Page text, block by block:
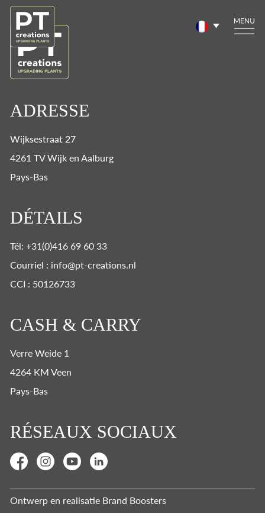
ADRESSE
Wijksestraat 27
4261 TV Wijk en Aalburg
Pays-Bas
DÉTAILS
Tél: +31(0)416 69 60 33
Courriel : info@pt-creations.nl
CCI : 50126733
CASH & CARRY
Verre Weide 1
4264 KM Veen
Pays-Bas
RÉSEAUX SOCIAUX
Ontwerp en realisatie Brand Boosters